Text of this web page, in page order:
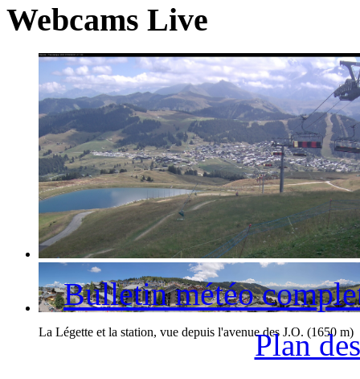
Webcams Live
La station des Saisies et le Mont-Blanc
La Légette et la station, vue depuis l'avenue des J.O. (1650 m)
Bulletin météo
Plan